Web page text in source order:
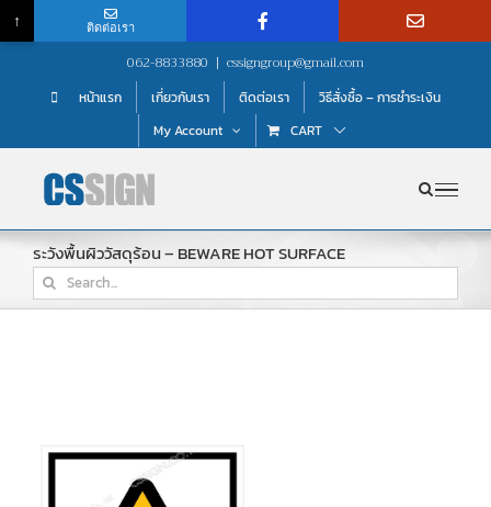
content
062-8833880 | cssigngroup@gmail.com
หน้าแรก เกี่ยวกับเรา ติดต่อเรา
วิธีสั่งซื้อ – การชำระเงิน
My Account
CART
ระวังพื้นผิววัสดุร้อน – BEWARE HOT SURFACE
Search
for:
↑ ติดต่อเรา